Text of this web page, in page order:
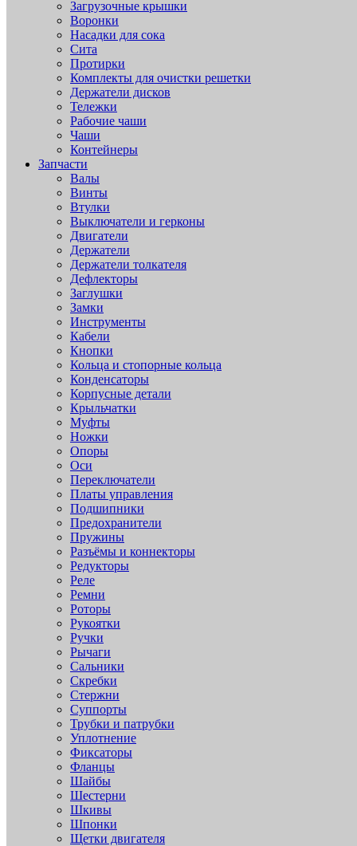
Загрузочные крышки
Воронки
Насадки для сока
Сита
Протирки
Комплекты для очистки решетки
Держатели дисков
Тележки
Рабочие чаши
Чаши
Контейнеры
Запчасти
Валы
Винты
Втулки
Выключатели и герконы
Двигатели
Держатели
Держатели толкателя
Дефлекторы
Заглушки
Замки
Инструменты
Кабели
Кнопки
Кольца и стопорные кольца
Конденсаторы
Корпусные детали
Крыльчатки
Муфты
Ножки
Опоры
Оси
Переключатели
Платы управления
Подшипники
Предохранители
Пружины
Разъёмы и коннекторы
Редукторы
Реле
Ремни
Роторы
Рукоятки
Ручки
Рычаги
Сальники
Скребки
Стержни
Суппорты
Трубки и патрубки
Уплотнение
Фиксаторы
Фланцы
Шайбы
Шестерни
Шкивы
Шпонки
Щетки двигателя